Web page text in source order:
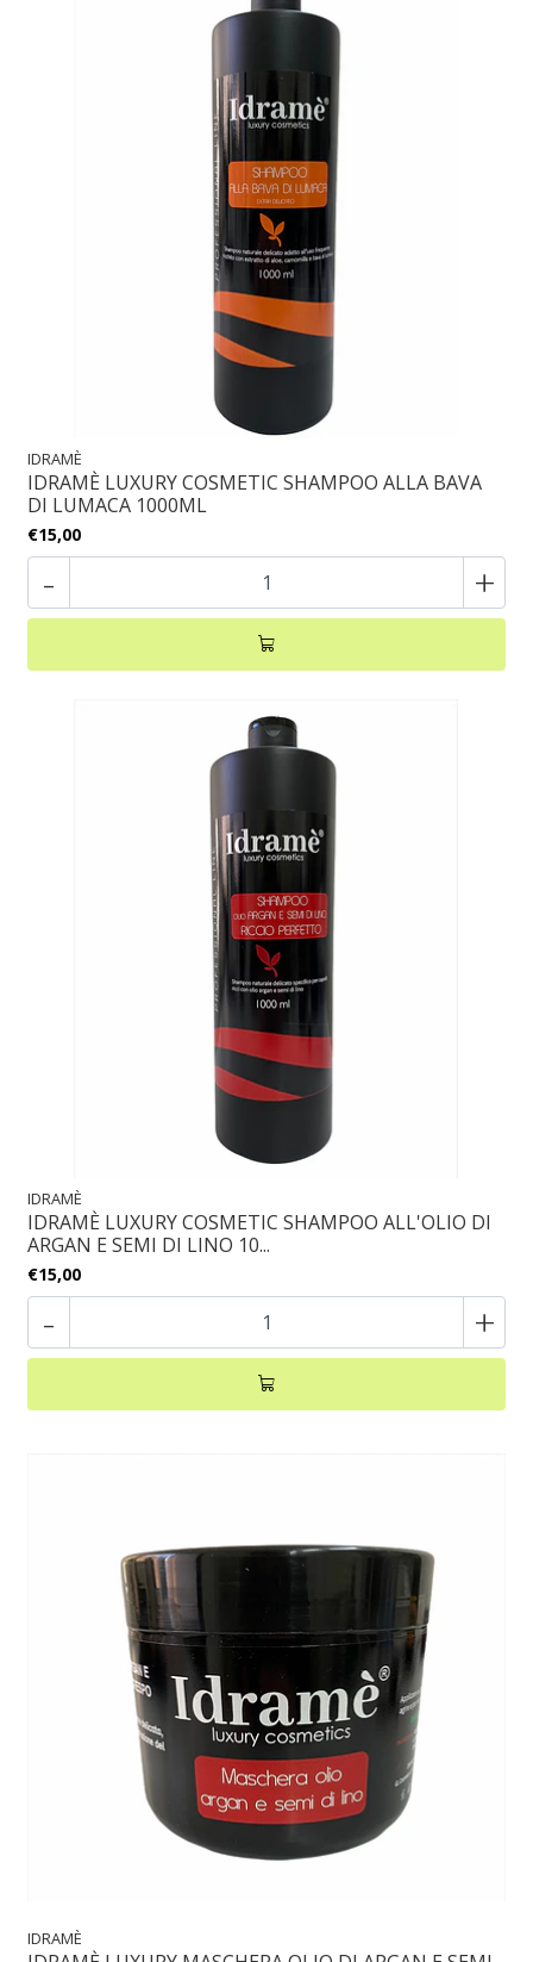
IDRAMÈ
IDRAMÈ LUXURY COSMETIC SHAMPOO ALLA BAVA
DI LUMACA 1000ML
€15,00
- +
IDRAMÈ
IDRAMÈ LUXURY COSMETIC SHAMPOO ALL'OLIO DI
ARGAN E SEMI DI LINO 10...
€15,00
- +
IDRAMÈ